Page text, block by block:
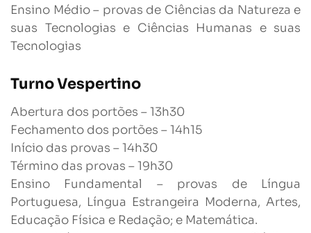
Ensino Médio – provas de Ciências da Natureza e
suas Tecnologias e Ciências Humanas e suas
Tecnologias
Turno Vespertino
Abertura dos portões – 13h30
Fechamento dos portões – 14h15
Início das provas – 14h30
Término das provas – 19h30
Ensino Fundamental – provas de Língua
Portuguesa, Língua Estrangeira Moderna, Artes,
Educação Física e Redação; e Matemática.